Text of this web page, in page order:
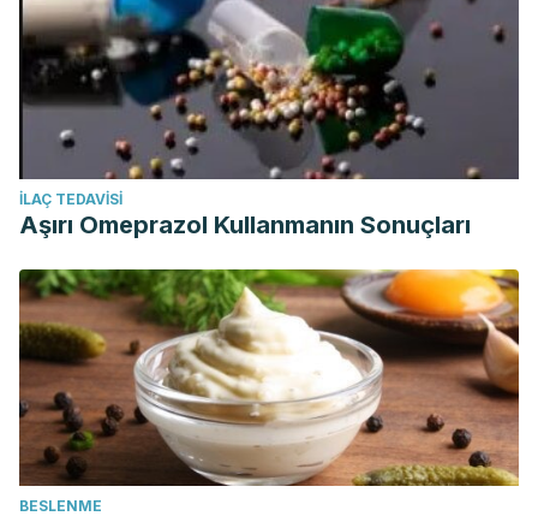
İLAÇ TEDAVISI
Aşırı Omeprazol Kullanmanın Sonuçları
BESLENME